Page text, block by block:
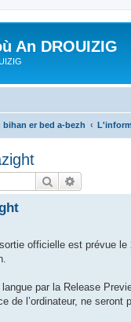
An DROUIZIG
er bed a-bezh
Rechercher
officielle est prévue
par la Release
de l’ordinateur, ne seront